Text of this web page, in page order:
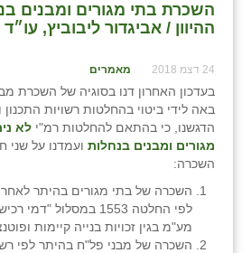
השכרת בתי מגורים ומבנים
ההיוון / אביגדור ליבוביץ, עו״ד
24 דצמ 2018 מאמרים
בעדכון האחרון דנו בסוגיה של השכרת
באה לידי ביטוי בהחלטות רשויות
הדגשנו, כי בהתאם להחלטות רמ"י לא
מגורים ומבנים בנחלות ועמדנו על שני
השכרה:
השכרה של בתי מגורים בהיתר לאחר
מע"מ בגין זכויות בנייה קיימות
השכרה של מבני פל"ח בהיתר לפי